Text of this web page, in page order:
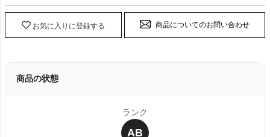
お気に入りに登録する 商品についてのお問い合わせ
商品の状態
ランク
AB